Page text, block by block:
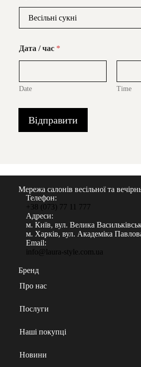
Дата / час *
Date Time
Відправити
Мережа салонів весільної та
Телефон:
+38 (073) 77 11 777
Адреси:
м. Київ, вул. Велика
м. Харків, вул. Академіка
Email:
info@laura-style.com.ua
Бренд
Про нас
Послуги
Наші покупці
Новини